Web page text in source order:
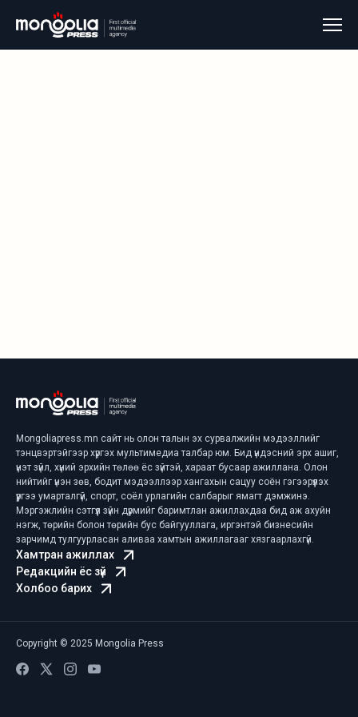
Mongoliapress.mn сайт нь олон талын эх сурвалжийн мэдээллийг
тэнцвэртэйгээр хүргэх мультимедиа талбар юм. Бид үндэсний эрх ашиг,
үнэт зүйл, хүний эрхийн төлөө ёс зүйтэй, хараат бусаар ажиллана. Олон
нийтийг үнэн зөв, бодит мэдээллээр хангахын сацуу соён гэгээрүүлэх
үүргээ умарталгүй, спорт, соёл урлагийн салбарыг ямагт дэмжинэ.
Мэргэжлийн сэтгүүл зүйн дүрмийг баримтлан ажиллахдаа бид аж ахуйн
нэгж, төрийн болон төрийн бус байгууллага, иргэнтэй бизнесийн
зарчимд тулгуурласан аливаа хамтын ажиллагааг хязгаарлахгүй.
Хамтран ажиллах
Редакцийн ёс зүй
Холбоо барих
Copyright © 2025 Mongolia Press